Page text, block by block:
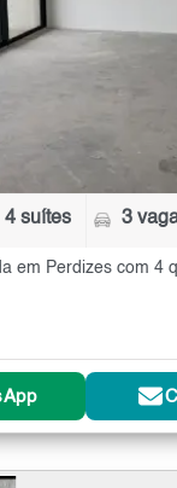
4 suítes 3
em Perdizes com 4